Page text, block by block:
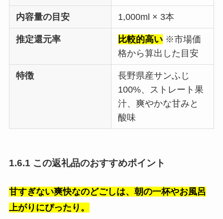
内容量の目安 1,000ml × 3本
推定還元率 比較的高い ※市場価
格から算出した目安
特徴
長野県産サンふじ
100%、ストレート果
汁、爽やかな甘みと
酸味
1.6.1 この返礼品のおすすめポイント
甘すぎない爽快なのどごしは、朝の一杯やお風呂
上がりにぴったり。